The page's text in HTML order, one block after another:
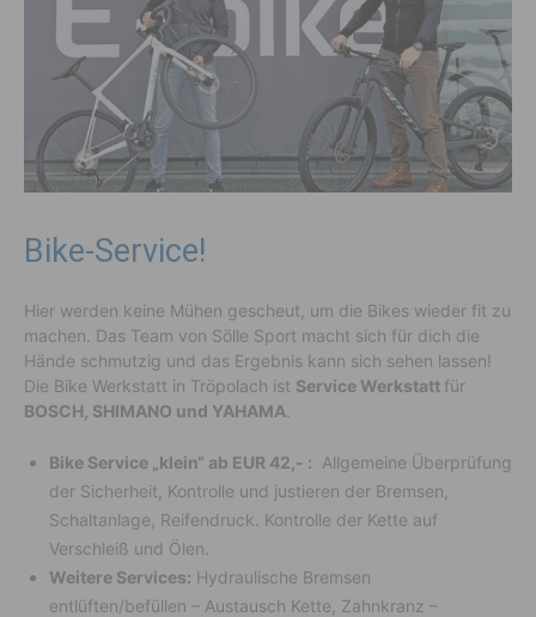
Bike-Service!
Hier werden keine Mühen gescheut, um die Bikes wieder fit zu
machen. Das Team von Sölle Sport macht sich für dich die
Hände schmutzig und das Ergebnis kann sich sehen lassen!
Die Bike Werkstatt in Tröpolach ist Service Werkstatt für
BOSCH, SHIMANO und YAHAMA
Bike Service „klein“ ab EUR 42,- : Allgemeine Überprüfung
der Sicherheit, Kontrolle und justieren der Bremsen,
Schaltanlage, Reifendruck. Kontrolle der Kette auf
Verschleiß und Ölen.
Weitere Services: Hydraulische Bremsen
entlüften/befüllen – Austausch Kette, Zahnkranz –